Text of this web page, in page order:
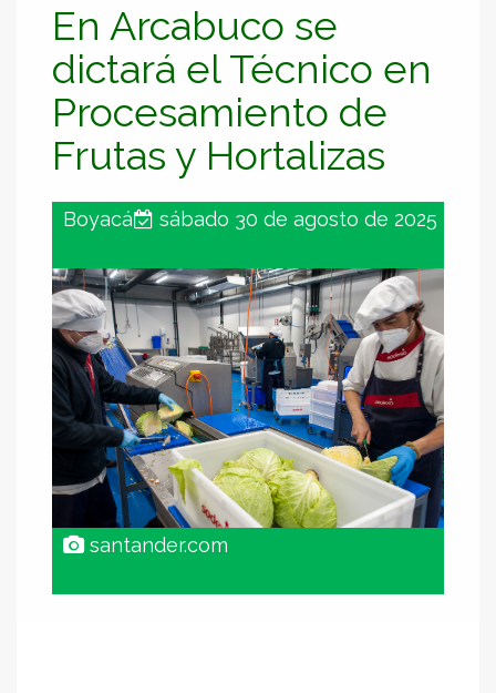
En Arcabuco se
dictará el Técnico en
Procesamiento de
Frutas y Hortalizas
Boyacá sábado 30 de agosto de 2025
santander.com